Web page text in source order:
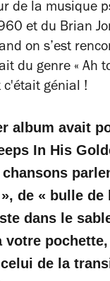
de la musique
et du Brian
on s’est
du genre « Ah
c'était génial !
album avait
In His
de « bulle de
dans le
votre
de la